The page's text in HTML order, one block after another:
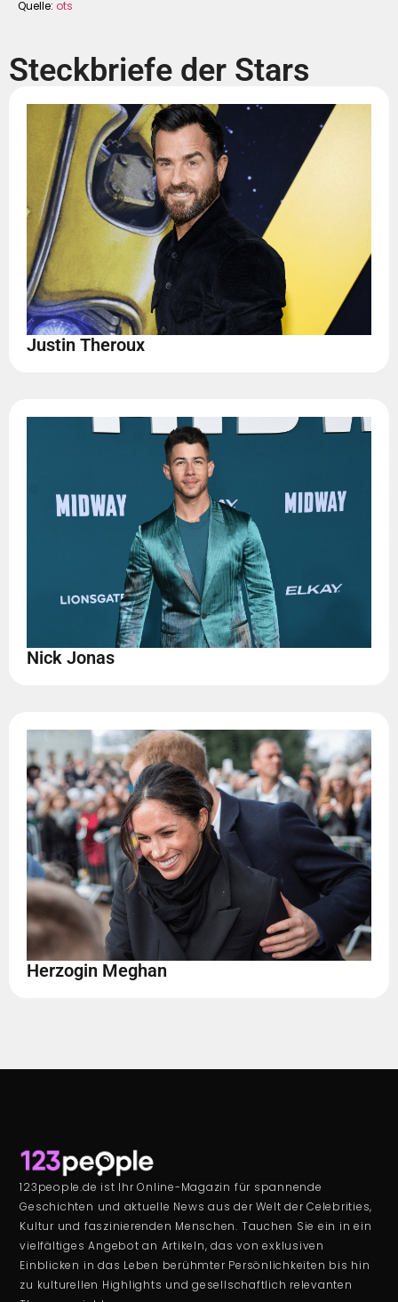
Quelle: ots
Steckbriefe der Stars
Justin Theroux
Nick Jonas
Herzogin Meghan
123people.de ist Ihr Online-Magazin für spannende
Geschichten und aktuelle News aus der Welt der Celebrities,
Kultur und faszinierenden Menschen. Tauchen Sie ein in ein
vielfältiges Angebot an Artikeln, das von exklusiven
Einblicken in das Leben berühmter Persönlichkeiten bis hin
zu kulturellen Highlights und gesellschaftlich relevanten